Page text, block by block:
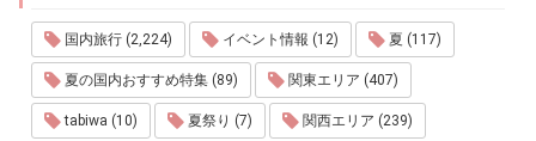
国内旅行 (2,224) イベント情報 (12) 夏 (117)
夏の国内おすすめ特集 (89) 関東エリア (407)
tabiwa (10) 夏祭り (7) 関西エリア (239)